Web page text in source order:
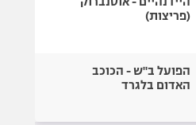
(פריצות)
הפועל ב"ש - הכוכב
האדום בלגרד